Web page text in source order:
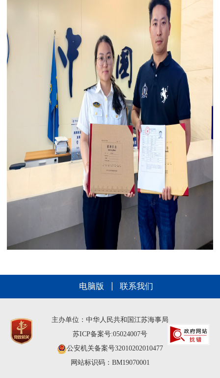
电脑版 联系我们
主办单位：中华人民共和国江苏海事局
苏ICP备案号:05024007号
公安机关备案号32010202010477
网站标识码：BM19070001